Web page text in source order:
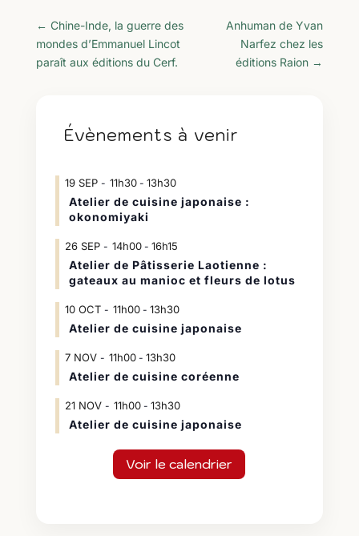
← Chine-Inde, la guerre des
mondes d’Emmanuel Lincot
paraît aux éditions du Cerf.
Anhuman de Yvan
Narfez chez les
éditions Raion →
Évènements à venir
19 SEP 11h30- 13h30
Atelier de cuisine japonaise :
okonomiyaki
26 SEP 14h00- 16h15
Atelier de Pâtisserie Laotienne :
gateaux au manioc et fleurs de lotus
10 OCT 11h00- 13h30
Atelier de cuisine japonaise
7 NOV 11h00- 13h30
Atelier de cuisine coréenne
21 NOV 11h00- 13h30
Atelier de cuisine japonaise
Voir le calendrier